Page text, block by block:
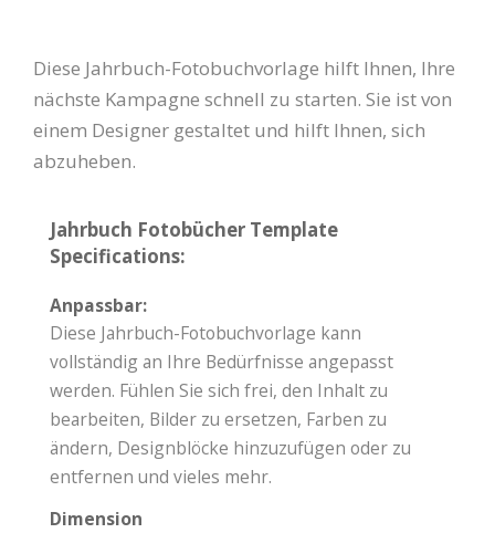
Diese Jahrbuch-Fotobuchvorlage hilft Ihnen, Ihre
nächste Kampagne schnell zu starten. Sie ist von
einem Designer gestaltet und hilft Ihnen, sich
abzuheben.
Jahrbuch Fotobücher Template
Specifications:
Anpassbar:
Diese Jahrbuch-Fotobuchvorlage kann
vollständig an Ihre Bedürfnisse angepasst
werden. Fühlen Sie sich frei, den Inhalt zu
bearbeiten, Bilder zu ersetzen, Farben zu
ändern, Designblöcke hinzuzufügen oder zu
entfernen und vieles mehr.
Dimension